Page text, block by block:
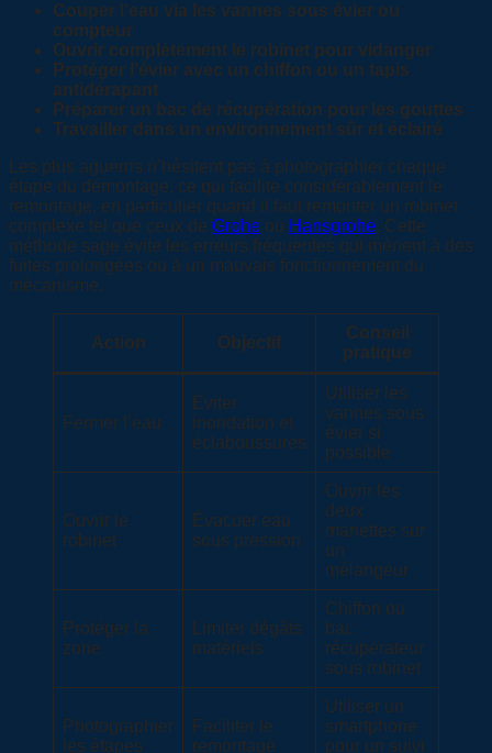
Couper l’eau via les vannes sous évier ou
compteur
Ouvrir complètement le robinet pour vidanger
Protéger l’évier avec un chiffon ou un tapis
antidérapant
Préparer un bac de récupération pour les gouttes
Travailler dans un environnement sûr et éclairé
Les plus aguerris n’hésitent pas à photographier chaque
étape du démontage, ce qui facilite considérablement le
remontage, en particulier quand il faut remonter un robinet
complexe tel que ceux de Grohe ou Hansgrohe. Cette
méthode sage évite les erreurs fréquentes qui mènent à des
fuites prolongées ou à un mauvais fonctionnement du
mécanisme.
Action Objectif
Conseil
pratique
Fermer l’eau
Éviter
inondation et
éclaboussures
Utiliser les
vannes sous
évier si
possible
Ouvrir le
robinet
Évacuer eau
sous pression
Ouvrir les
deux
manettes sur
un
mélangeur
Protéger la
zone
Limiter dégâts
matériels
Chiffon ou
bac
récupérateur
sous robinet
Photographier
les étapes
Faciliter le
remontage
Utiliser un
smartphone
pour un suivi